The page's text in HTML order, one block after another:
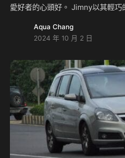
愛好者的心頭好。 Jimny以其輕巧
目光。不僅如此，Jimny 的靈活操
台灣多變的地理環境，無論是在
記錄。根據最新銷售數據顯示，
銷量相比去年同期增長了20%，充
應。Jimny 能夠在競爭激烈的市
卓越的越野性能，更因為…
Aqua Chang
2024 年 10 月 2 日